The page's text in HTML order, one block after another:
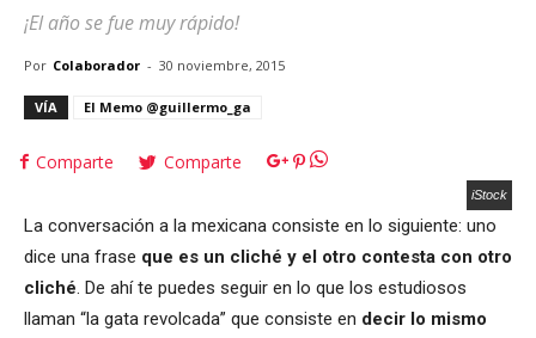
¡El año se fue muy rápido!
Por Colaborador - 30 noviembre, 2015
VÍA El Memo @guillermo_ga
Comparte Comparte
iStock
La conversación a la mexicana consiste en lo siguiente: uno
dice una frase que es un cliché y el otro contesta con otro
cliché. De ahí te puedes seguir en lo que los estudiosos
llaman “la gata revolcada” que consiste en decir lo mismo